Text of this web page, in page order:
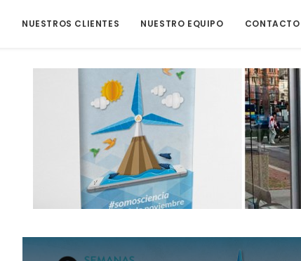
NUESTROS CLIENTES NUESTRO EQUIPO CONTACTO